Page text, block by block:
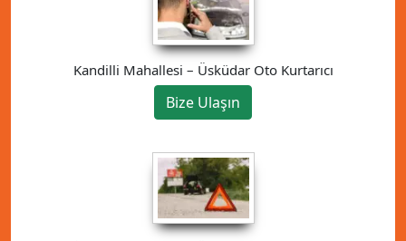
Kandilli Mahallesi – Üsküdar Oto Kurtarıcı
Bize Ulaşın